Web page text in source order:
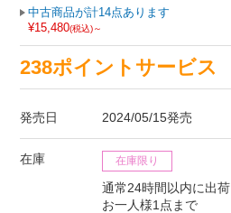
中古商品が計14点あります
¥15,480(税込)～
238ポイントサービス
発売日 2024/05/15発売
在庫 在庫限り
通常24時間以内に出荷
お一人様1点まで